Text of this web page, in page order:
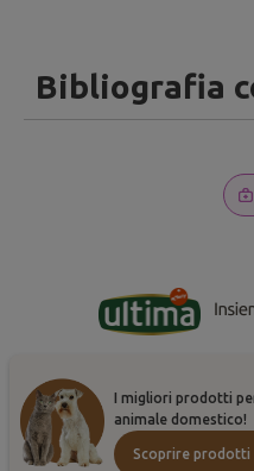
Bibliografia
I migliori prodotti
animale domestico!
Scoprire prodotti
CONSIGLI PER CANE